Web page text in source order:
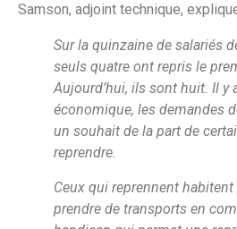
Samson, adjoint technique,
Sur la quinzaine de salariés
seuls quatre ont repris le
Aujourd’hui, ils sont huit. Il y
économique, les demandes
un souhait de la part de
reprendre.
Ceux qui reprennent habitent
prendre de transports en